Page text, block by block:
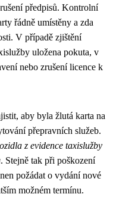
předpisů. Kontrolní
řádně umístěny a zda
V případě zjištění
uložena pokuta, v
nebo zrušení licence k
aby byla žlutá karta na
přepravních služeb.
z evidence taxislužby
. Stejně tak při poškození
požádat o vydání nové
možném termínu.